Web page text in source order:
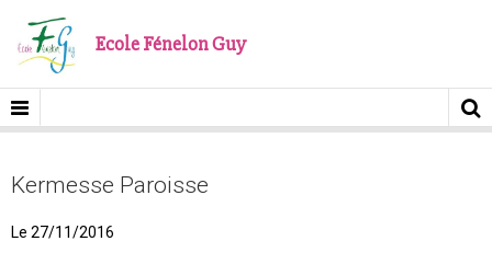
Ecole Fénelon Guy
Kermesse Paroisse
Le 27/11/2016